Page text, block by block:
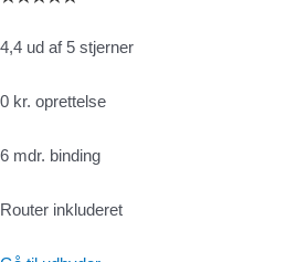
4,4 ud af 5 stjerner
0 kr. oprettelse
6 mdr. binding
Router inkluderet